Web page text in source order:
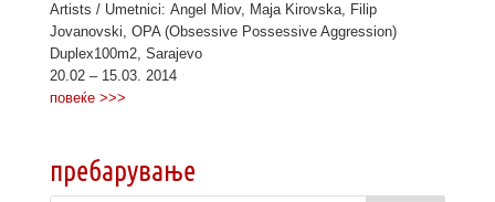
Artists / Umetnici: Angel Miov, Maja Kirovska, Filip
Jovanovski, OPA (Obsessive Possessive Aggression)
Duplex100m2, Sarajevo
20.02 – 15.03. 2014
повеќе >>>
пребарување